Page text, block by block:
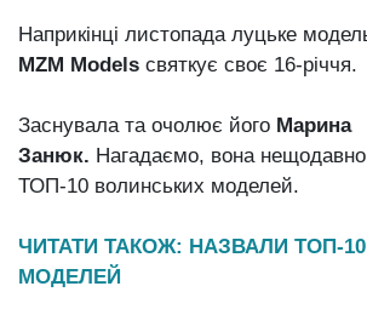
Афіша
Контакти
Політика конфіденційності
Наприкінці листопада луцьке
MZM Models святкує своє 16-річчя.
Заснувала та очолює його Марина
Занюк. Нагадаємо, вона нещодавно
ТОП-10 волинських моделей.
ЧИТАТИ ТАКОЖ: НАЗВАЛИ ТОП-
МОДЕЛЕЙ